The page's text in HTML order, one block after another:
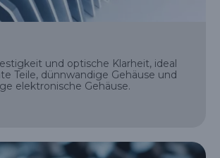
und optische Klarheit, ideal
Teile, dünnwandige Gehäuse und
elektronische Gehäuse.